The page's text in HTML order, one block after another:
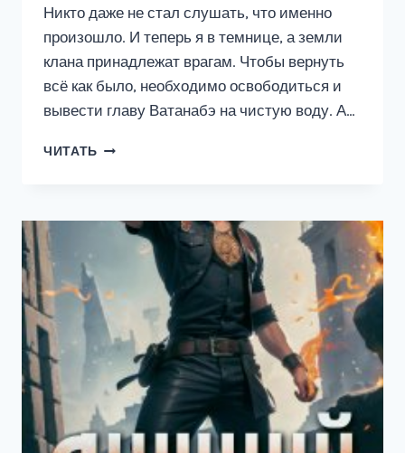
Никто даже не стал слушать, что именно
произошло. И теперь я в темнице, а земли
клана принадлежат врагам. Чтобы вернуть
всё как было, необходимо освободиться и
вывести главу Ватанабэ на чистую воду. А…
ЧИТАТЬ КЛАН